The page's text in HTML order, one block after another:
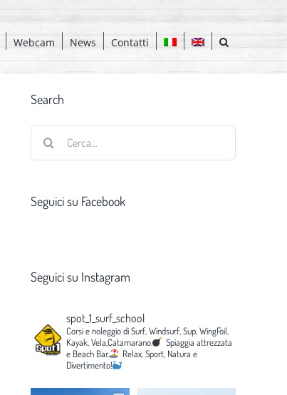
Webcam News Contatti
Search
Seguici su Facebook
Seguici su Instagram
spot_1_surf_school
Corsi e noleggio di Surf, Windsurf, Sup, WingFoil,
Kayak, Vela,Catamarano.
Spiaggia attrezzata
e Beach Bar.
Relax, Sport, Natura e
Divertimento!